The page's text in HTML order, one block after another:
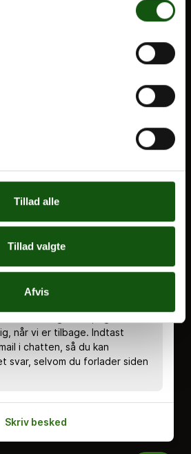
Tillad alle
Tillad valgte
Afvis
bemandet alle hverdage kl.
når vi er tilbage. Indtast
i chatten, så du kan
svar, selvom du forlader siden
Skriv besked